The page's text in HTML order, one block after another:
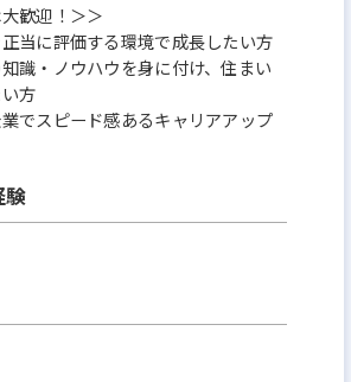
歓迎！＞＞
当に評価する環境で成長したい方
識・ノウハウを身に付け、住まい
方
でスピード感あるキャリアアップ
験